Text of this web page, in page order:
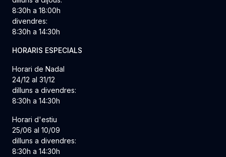
8:30h a 18:00h
divendres:
8:30h a 14:30h
HORARIS ESPECIALS
Horari de Nadal
24/12 al 31/12
dilluns a divendres:
8:30h a 14:30h
Horari d'estiu
25/06 al 10/09
dilluns a divendres:
8:30h a 14:30h